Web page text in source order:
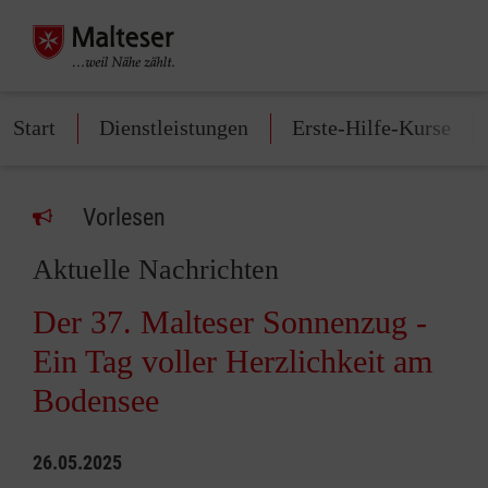
Start Dienstleistungen Erste-Hilfe-Kurse
Vorlesen
Aktuelle Nachrichten
Der 37. Malteser Sonnenzug -
Ein Tag voller Herzlichkeit am
Bodensee
26.05.2025